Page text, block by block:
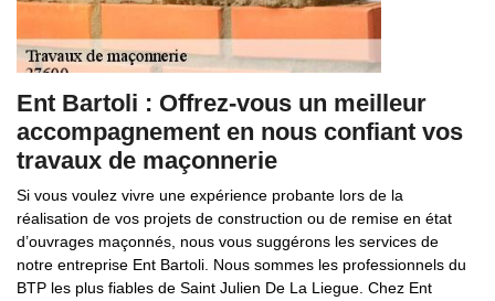
Ent Bartoli : Offrez-vous un meilleur
accompagnement en nous confiant vos
travaux de maçonnerie
Si vous voulez vivre une expérience probante lors de la
réalisation de vos projets de construction ou de remise en état
d’ouvrages maçonnés, nous vous suggérons les services de
notre entreprise Ent Bartoli. Nous sommes les professionnels du
BTP les plus fiables de Saint Julien De La Liegue. Chez Ent